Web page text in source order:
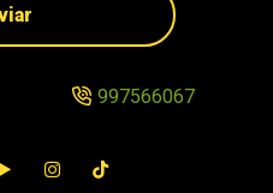
997566067